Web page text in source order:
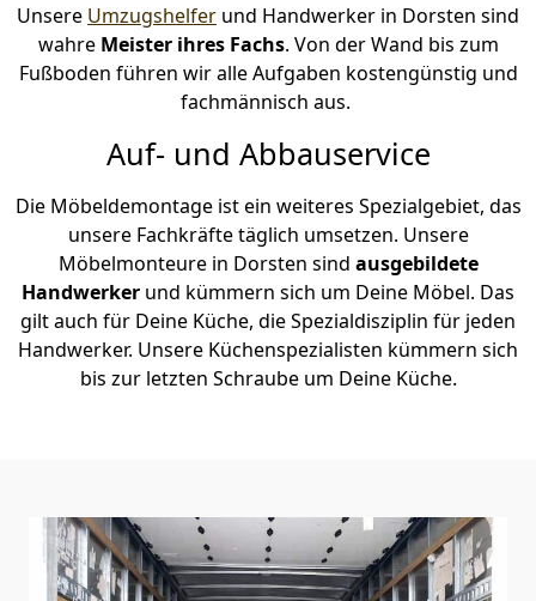
Unsere Umzugshelfer und Handwerker in Dorsten sind
wahre Meister ihres Fachs. Von der Wand bis zum
Fußboden führen wir alle Aufgaben kostengünstig und
fachmännisch aus.
Auf- und Abbauservice
Die Möbeldemontage ist ein weiteres Spezialgebiet, das
unsere Fachkräfte täglich umsetzen. Unsere
Möbelmonteure in Dorsten sind ausgebildete
Handwerker und kümmern sich um Deine Möbel. Das
gilt auch für Deine Küche, die Spezialdisziplin für jeden
Handwerker. Unsere Küchenspezialisten kümmern sich
bis zur letzten Schraube um Deine Küche.